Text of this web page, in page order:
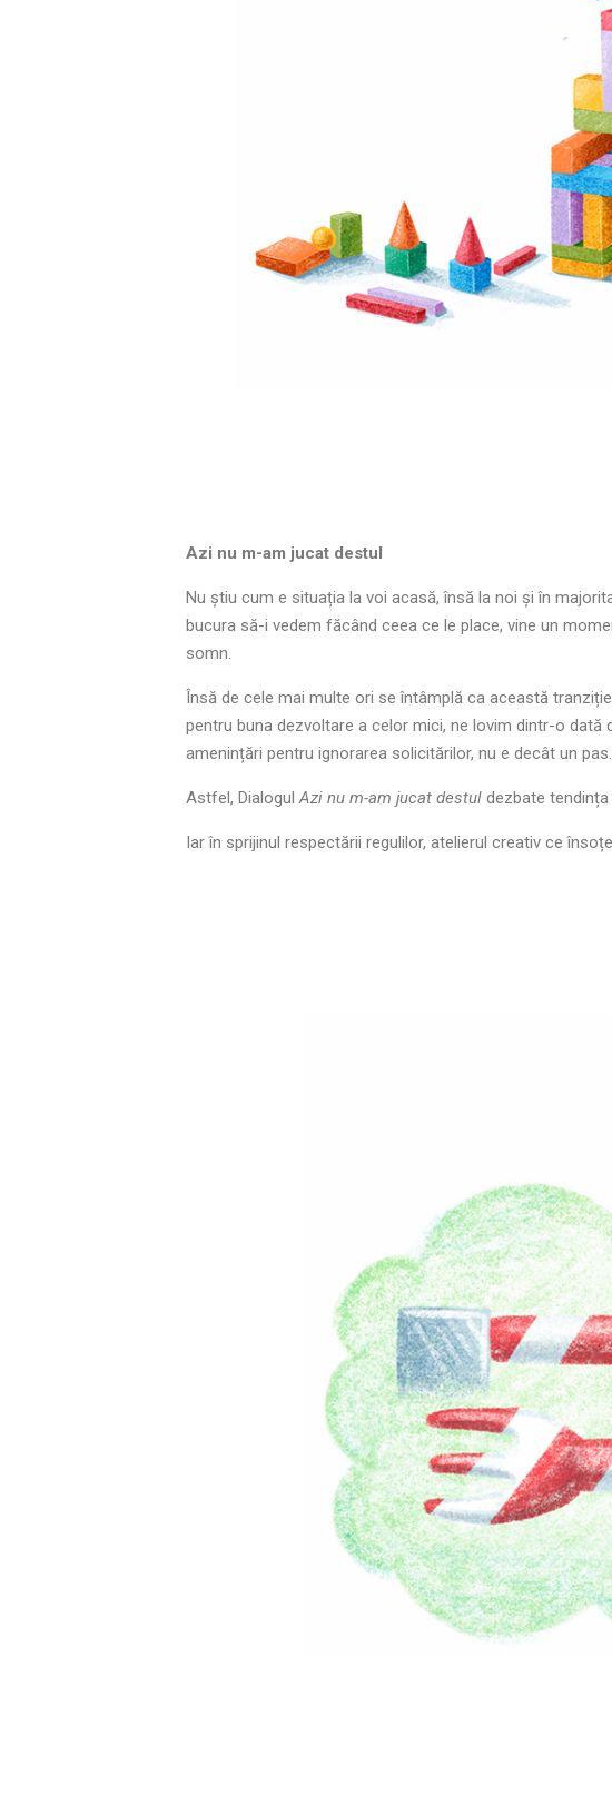
Azi nu m-am jucat destul
Nu știu cum e situația la voi acasă, însă la noi și în
bucura să-i vedem făcând ceea ce le place, vine un
somn.
Însă de cele mai multe ori se întâmplă ca această
pentru buna dezvoltare a celor mici, ne lovim dintr-o
amenințări pentru ignorarea solicitărilor, nu e decât un pas.
Astfel, DialogulAzi nu m-am jucat destul dezbate
Iar în sprijinul respectării regulilor, atelierul creativ ce